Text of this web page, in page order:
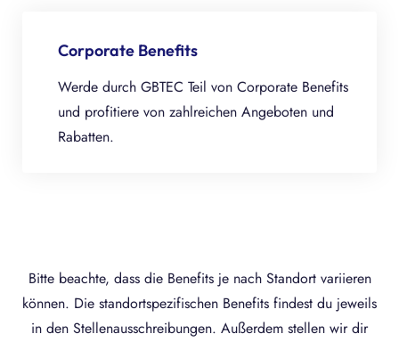
Corporate Benefits
Werde durch GBTEC Teil von Corporate Benefits
und profitiere von zahlreichen Angeboten und
Rabatten.
Bitte beachte, dass die Benefits je nach Standort variieren
können. Die standortspezifischen Benefits findest du jeweils
in den Stellenausschreibungen. Außerdem stellen wir dir